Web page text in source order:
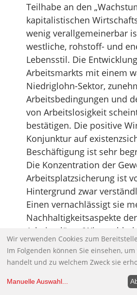
Teilhabe an den
kapitalistischen
wenig verallgemeinerbar
westliche, rohstoff- und
Lebensstil. Die
Arbeitsmarkts mit einem
Niedriglohn-Sektor,
Arbeitsbedingungen und
von Arbeitslosigkeit
bestätigen. Die positive
Konjunktur auf
Beschäftigung ist sehr
Die Konzentration der
Arbeitsplatzsicherung ist
Hintergrund zwar
Einen vernachlässigt sie
Nachhaltigkeitsaspekte
Arbeitsplätze (Wie
Branchen wie z.B. die
Arbeitsplätze gesichert
immer mehr Menschen,
Wir verwenden Cookies zum
Im Folgenden können Sie einsehen,
handelt und zu welchem Zweck sie
Manuelle Auswahl...